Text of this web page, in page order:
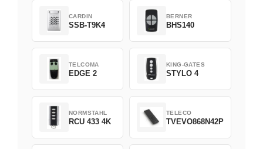
CARDIN
SSB-T9K4
BERNER
BHS140
TELCOMA
EDGE 2
KING-GATES
STYLO 4
NORMSTAHL
RCU 433 4K
TELECO
TVEVO868N42P